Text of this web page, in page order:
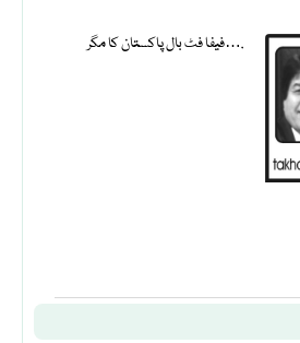
فیفا فٹ بال پاکستان کا مگر….